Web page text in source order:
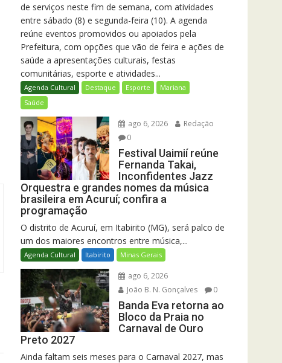
de serviços neste fim de semana, com atividades
entre sábado (8) e segunda-feira (10). A agenda
reúne eventos promovidos ou apoiados pela
Prefeitura, com opções que vão de feira e ações de
saúde a apresentações culturais, festas
comunitárias, esporte e atividades...
Agenda Cultural Destaque Esporte
Mariana
Saúde
ago 6, 2026
Redação
0
Festival Uaimií reúne
Fernanda Takai,
Inconfidentes Jazz
Orquestra e grandes nomes da música
brasileira em Acuruí; confira a
programação
O distrito de Acuruí, em Itabirito (MG), será palco de
um dos maiores encontros entre música,...
Agenda Cultural Itabirito Minas Gerais
ago 6, 2026
João B. N. Gonçalves
0
Banda Eva retorna ao
Bloco da Praia no
Carnaval de Ouro
Preto 2027
Ainda faltam seis meses para o Carnaval 2027, mas